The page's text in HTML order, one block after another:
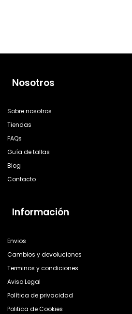
Nosotros
Sobre nosotros
Tiendas
FAQs
Guía de tallas
Blog
Contacto
Información
Envios
Cambios y devoluciones
Terminos y condiciones
Aviso Legal
Política de privacidad
Politica de Cookies